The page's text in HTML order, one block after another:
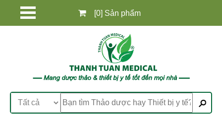
[0] Sản phẩm